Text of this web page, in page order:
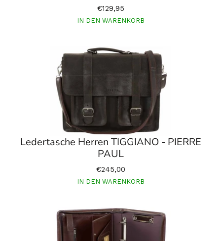
€129,95
IN DEN WARENKORB
Ledertasche Herren TIGGIANO - PIERRE
PAUL
€245,00
IN DEN WARENKORB